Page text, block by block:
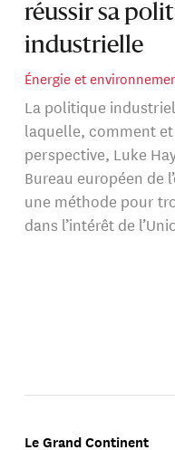
Ten Brink détient un
l’environnement et
University College
en physique et
réussir sa
industrielle
Énergie et
La politique
laquelle, comment
perspective, Luke
Bureau européen de
une méthode pour
dans l’intérêt de
Le Grand Continent